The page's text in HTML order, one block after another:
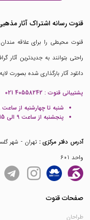
قنوت رسانه اشتراک آثار
قنوت محیطی را برای علاقه
راحتی بتوانند به جدیدترین آثار
دانلود آثار بارگذاری شده بصورت
پشتیبانی قنوت : 021 40558242
شنبه تا چهارشنبه از ساعت 9 الی 17
پنجشنبه از ساعت 9 الی 15
آدرس دفتر مرکزی :
واحد 601
صفحات قنوت
طراحان